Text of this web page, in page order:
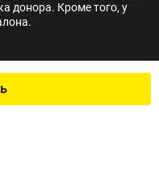
донора. Кроме того, у